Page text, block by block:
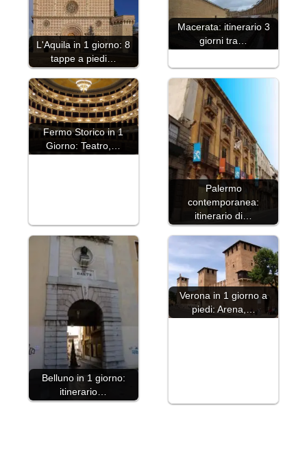
L'Aquila in 1 giorno: 8
tappe a piedi…
Macerata: itinerario 3
giorni tra…
Fermo Storico in 1
Giorno: Teatro,…
Palermo
contemporanea:
itinerario di…
Belluno in 1 giorno:
itinerario…
Verona in 1 giorno a
piedi: Arena,…